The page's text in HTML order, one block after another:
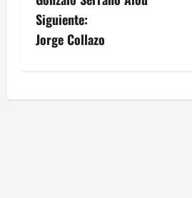
a
v
g
Siguiente:
Jorge Collazo